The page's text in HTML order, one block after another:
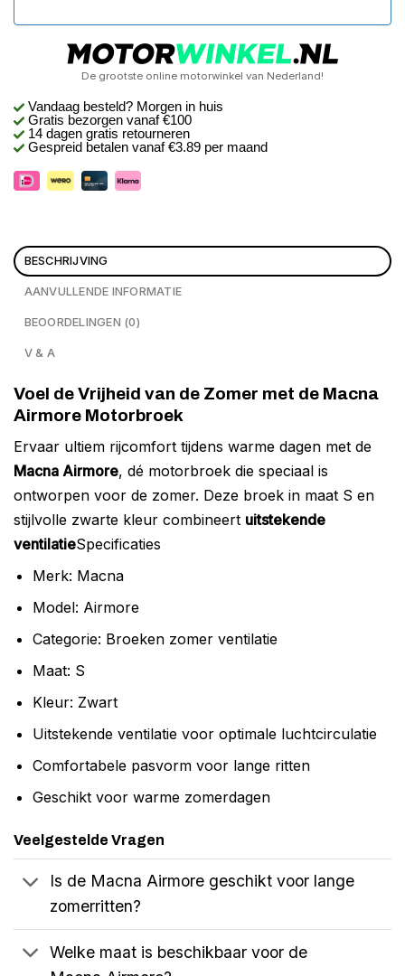
De grootste online motorwinkel van Nederland!
Vandaag besteld? Morgen in huis
Gratis bezorgen vanaf €100
14 dagen gratis retourneren
Gespreid betalen vanaf €3.89 per maand
BESCHRIJVING
AANVULLENDE INFORMATIE
BEOORDELINGEN (0)
V & A
Voel de Vrijheid van de Zomer met de Macna
Airmore Motorbroek
Ervaar ultiem rijcomfort tijdens warme dagen met de
Macna Airmore, dé motorbroek die speciaal is
ontworpen voor de zomer. Deze broek in maat S en
stijlvolle zwarte kleur combineert uitstekende
ventilatieSpecificaties
Merk: Macna
Model: Airmore
Categorie: Broeken zomer ventilatie
Maat: S
Kleur: Zwart
Uitstekende ventilatie voor optimale luchtcirculatie
Comfortabele pasvorm voor lange ritten
Geschikt voor warme zomerdagen
Veelgestelde Vragen
Is de Macna Airmore geschikt voor lange
zomerritten?
Welke maat is beschikbaar voor de